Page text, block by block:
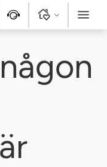
Kontakt Logga in Meny